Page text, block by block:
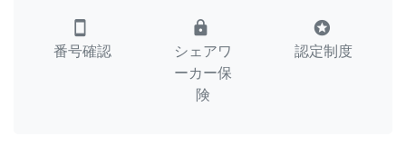
smartphone
番号確認
lock
シェアワ
ーカー保
険
stars
認定制度